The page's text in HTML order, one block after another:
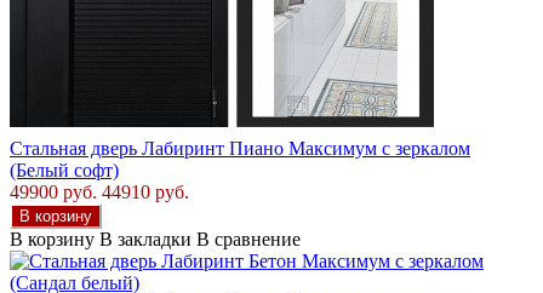
Стальная дверь Лабиринт Пиано Максимум с зеркалом
(Белый софт)
49900 руб. 44910 руб.
В корзину
В корзину В закладки В сравнение